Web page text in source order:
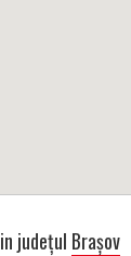
județul Brașov